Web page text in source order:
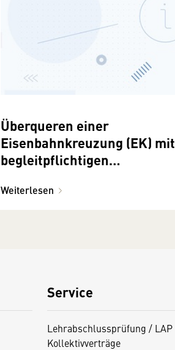
Überqueren einer
Eisenbahnkreuzung (EK) mit
begleitpflichtigen
Weiterlesen
Service
Lehrabschlussprüfung / LAP
Kollektivverträge